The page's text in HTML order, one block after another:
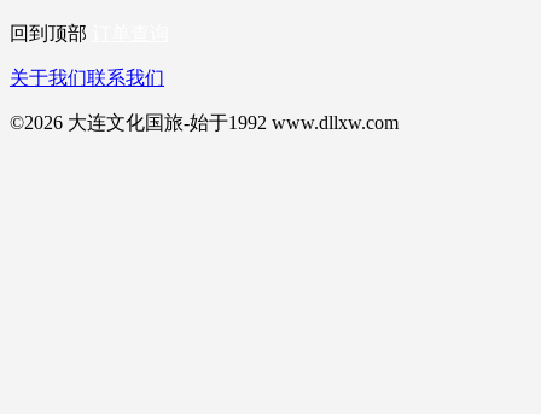
回到顶部
关于我们联系我们
©2026 大连文化国旅-始于1992 www.dllxw.com